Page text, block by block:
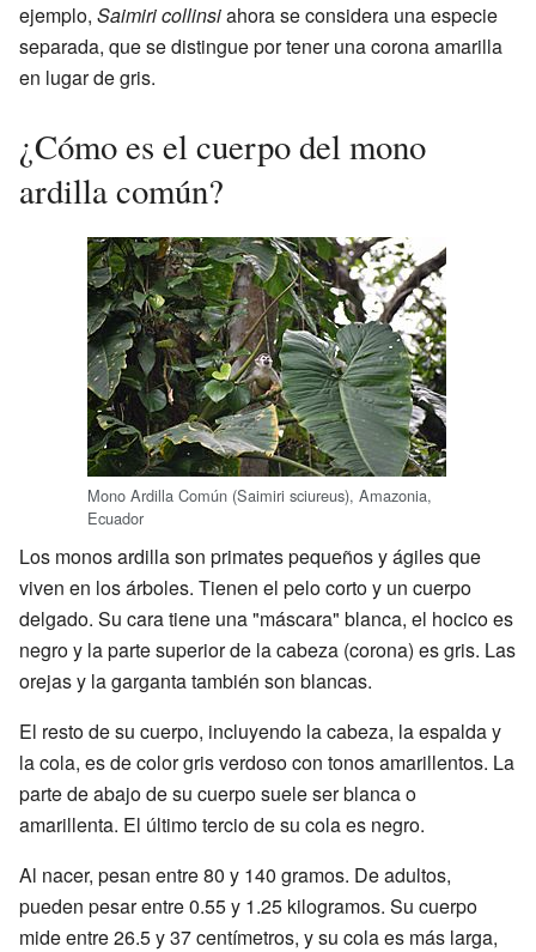
ejemplo, Saimiri collinsiahora se considera una especie
separada, que se distingue por tener una corona amarilla
en lugar de gris.
¿Cómo es el cuerpo del mono
ardilla común?
Mono Ardilla Común (Saimiri sciureus), Amazonia,
Ecuador
Los monos ardilla son primates pequeños y ágiles que
viven en los árboles. Tienen el pelo corto y un cuerpo
delgado. Su cara tiene una "máscara" blanca, el hocico es
negro y la parte superior de la cabeza (corona) es gris. Las
orejas y la garganta también son blancas.
El resto de su cuerpo, incluyendo la cabeza, la espalda y
la cola, es de color gris verdoso con tonos amarillentos. La
parte de abajo de su cuerpo suele ser blanca o
amarillenta. El último tercio de su cola es negro.
Al nacer, pesan entre 80 y 140 gramos. De adultos,
pueden pesar entre 0.55 y 1.25 kilogramos. Su cuerpo
mide entre 26.5 y 37 centímetros, y su cola es más larga,